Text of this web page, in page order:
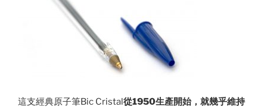
這支經典原子筆Bic Cristal從1950生產開始，就幾乎維持